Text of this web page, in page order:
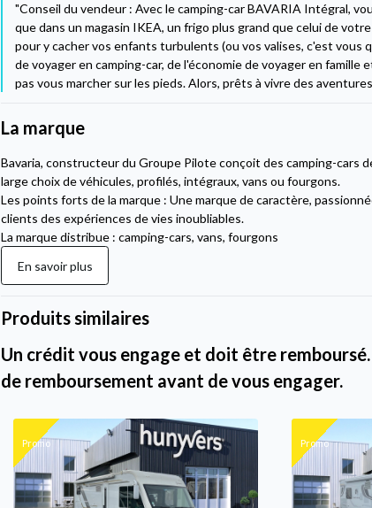
"Conseil du vendeur : Avec le camping-car BAVARIA Intégral,
que dans un magasin IKEA, un frigo plus grand que celui de
pour y cacher vos enfants turbulents (ou vos valises, c'est vous
de voyager en camping-car, de l'économie de voyager en famille
pas vous marcher sur les pieds. Alors, prêts à vivre des
La marque
Bavaria, constructeur du Groupe Pilote conçoit des camping-cars
large choix de véhicules, profilés, intégraux, vans ou fourgons.
Les points forts de la marque : Une marque de caractère,
clients des expériences de vies inoubliables.
La marque distribue : camping-cars, vans, fourgons
En savoir plus
Produits similaires
Un crédit vous engage et doit être
de remboursement avant de vous engager.
Promo Promo